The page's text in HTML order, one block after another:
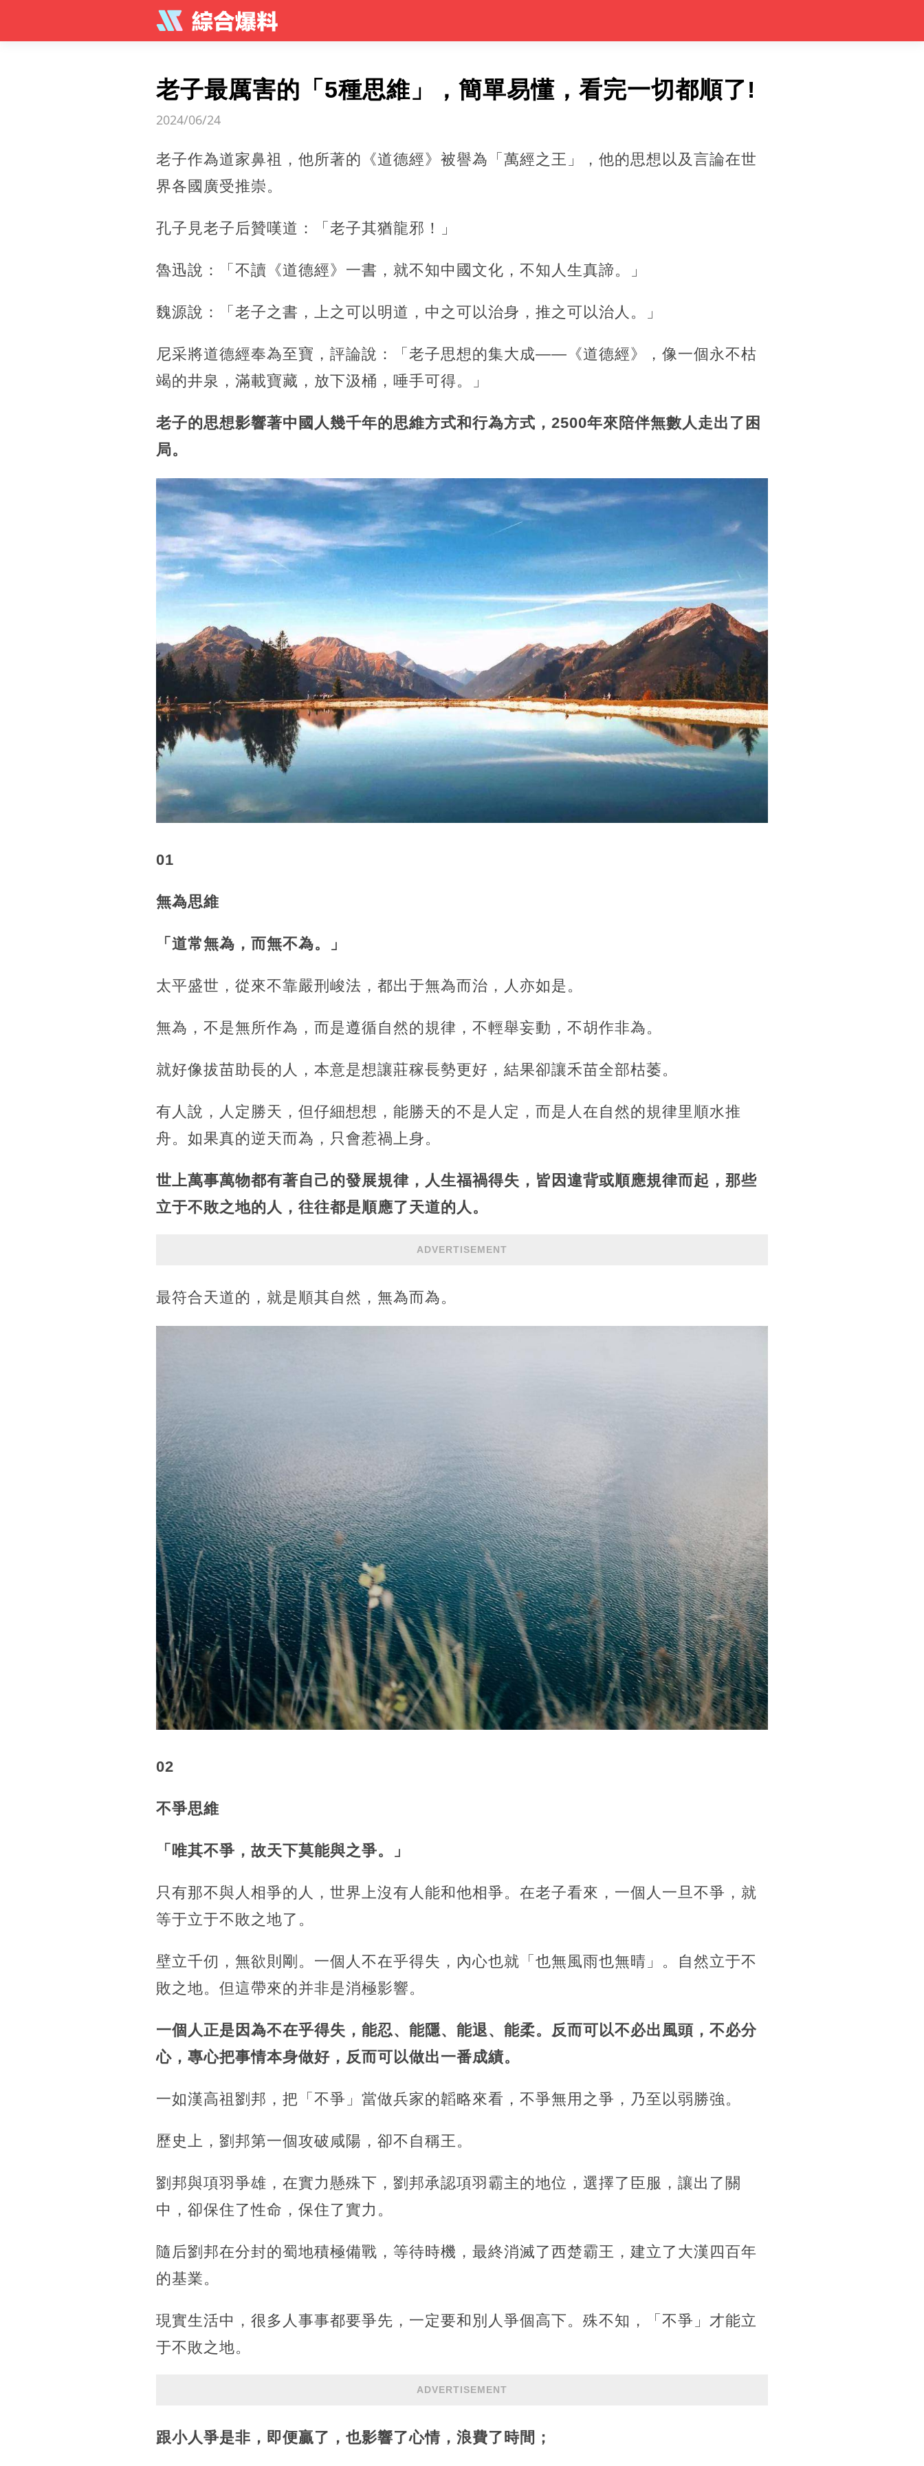
老子最厲害的「5種思維」，簡單易懂，看完一切都順了!
2024/06/24
老子作為道家鼻祖，他所著的《道德經》被譽為「萬經之王」，他的思想以及言論在世
界各國廣受推崇。
孔子見老子后贊嘆道：「老子其猶龍邪！」
魯迅說：「不讀《道德經》一書，就不知中國文化，不知人生真諦。」
魏源說：「老子之書，上之可以明道，中之可以治身，推之可以治人。」
尼采將道德經奉為至寶，評論說：「老子思想的集大成——《道德經》，像一個永不枯
竭的井泉，滿載寶藏，放下汲桶，唾手可得。」
老子的思想影響著中國人幾千年的思維方式和行為方式，2500年來陪伴無數人走出了困
局。
01
無為思維
「道常無為，而無不為。」
太平盛世，從來不靠嚴刑峻法，都出于無為而治，人亦如是。
無為，不是無所作為，而是遵循自然的規律，不輕舉妄動，不胡作非為。
就好像拔苗助長的人，本意是想讓莊稼長勢更好，結果卻讓禾苗全部枯萎。
有人說，人定勝天，但仔細想想，能勝天的不是人定，而是人在自然的規律里順水推
舟。如果真的逆天而為，只會惹禍上身。
世上萬事萬物都有著自己的發展規律，人生福禍得失，皆因違背或順應規律而起，那些
立于不敗之地的人，往往都是順應了天道的人。
ADVERTISEMENT
最符合天道的，就是順其自然，無為而為。
02
不爭思維
「唯其不爭，故天下莫能與之爭。」
只有那不與人相爭的人，世界上沒有人能和他相爭。在老子看來，一個人一旦不爭，就
等于立于不敗之地了。
壁立千仞，無欲則剛。一個人不在乎得失，內心也就「也無風雨也無晴」。自然立于不
敗之地。但這帶來的并非是消極影響。
一個人正是因為不在乎得失，能忍、能隱、能退、能柔。反而可以不必出風頭，不必分
心，專心把事情本身做好，反而可以做出一番成績。
一如漢高祖劉邦，把「不爭」當做兵家的韜略來看，不爭無用之爭，乃至以弱勝強。
歷史上，劉邦第一個攻破咸陽，卻不自稱王。
劉邦與項羽爭雄，在實力懸殊下，劉邦承認項羽霸主的地位，選擇了臣服，讓出了關
中，卻保住了性命，保住了實力。
隨后劉邦在分封的蜀地積極備戰，等待時機，最終消滅了西楚霸王，建立了大漢四百年
的基業。
現實生活中，很多人事事都要爭先，一定要和別人爭個高下。殊不知，「不爭」才能立
于不敗之地。
ADVERTISEMENT
跟小人爭是非，即便贏了，也影響了心情，浪費了時間；